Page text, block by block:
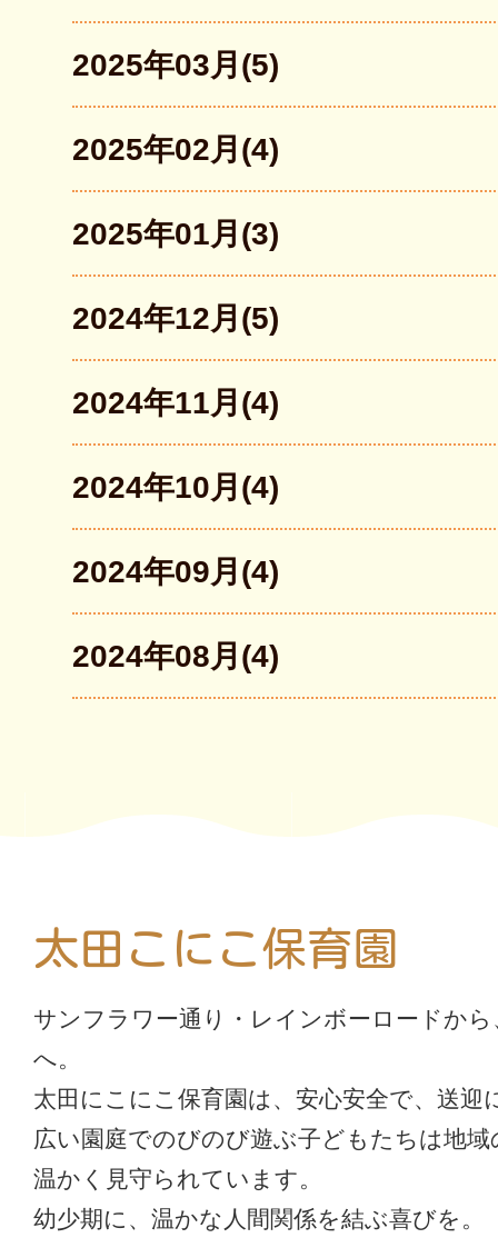
2025年03月(5)
2025年02月(4)
2025年01月(3)
2024年12月(5)
2024年11月(4)
2024年10月(4)
2024年09月(4)
2024年08月(4)
太田こにこ保育園
サンフラワー通り・レインボーロードか
へ。
太田にこにこ保育園は、安心安全で、送迎
広い園庭でのびのび遊ぶ子どもたちは地
温かく見守られています。
幼少期に、温かな人間関係を結ぶ喜びを。